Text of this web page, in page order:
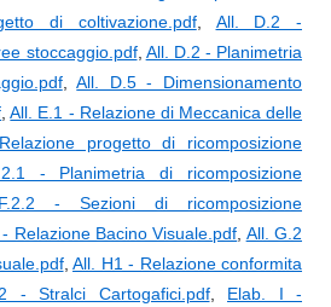
di coltivazione.pdf, All. D.2 -
stoccaggio.pdf, All. D.2 - Planimetria
,All. D.5 - Dimensionamento
,All. E.1 - Relazione di Meccanica delle
progetto di ricomposizione
- Planimetria di ricomposizione
- Sezioni di ricomposizione
Relazione Bacino Visuale.pdf All. G.2
, All. H1 - Relazione conformita
- Stralci Cartogafici.pdf, Elab. I -